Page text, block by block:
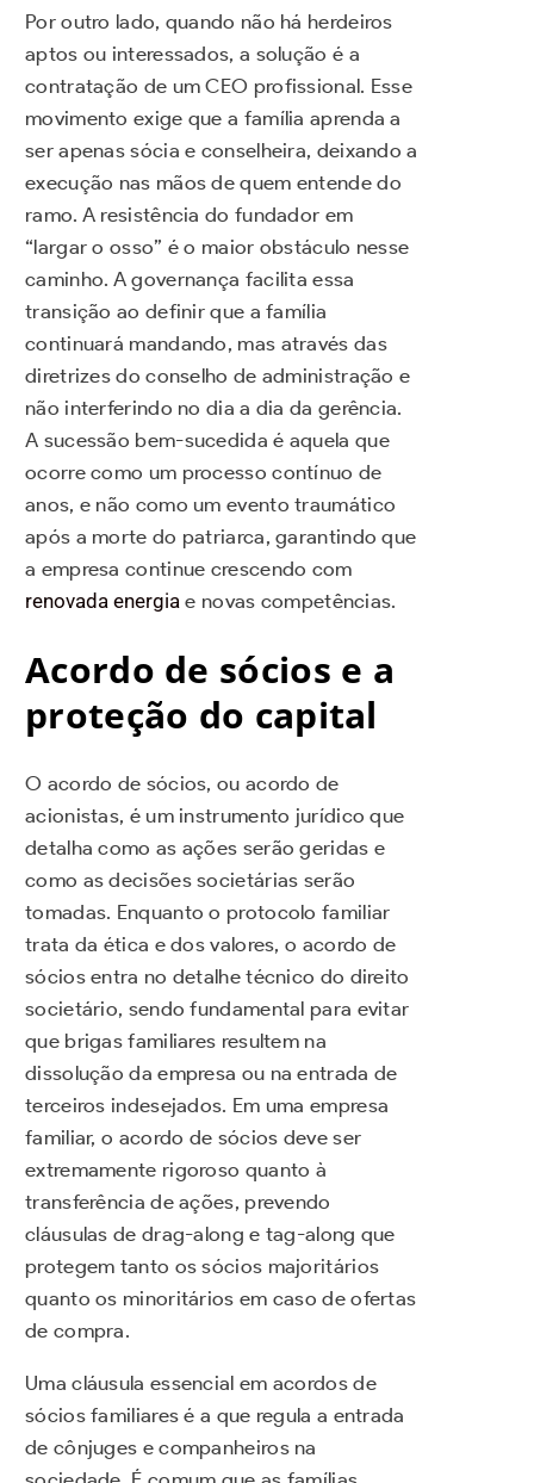
Por outro lado, quando não há herdeiros
aptos ou interessados, a solução é a
contratação de um CEO profissional. Esse
movimento exige que a família aprenda a
ser apenas sócia e conselheira, deixando a
execução nas mãos de quem entende do
ramo. A resistência do fundador em
“largar o osso” é o maior obstáculo nesse
caminho. A governança facilita essa
transição ao definir que a família
continuará mandando, mas através das
diretrizes do conselho de administração e
não interferindo no dia a dia da gerência.
A sucessão bem-sucedida é aquela que
ocorre como um processo contínuo de
anos, e não como um evento traumático
após a morte do patriarca, garantindo que
a empresa continue crescendo com
renovada energia e novas competências.
Acordo de sócios e a
proteção do capital
O acordo de sócios, ou acordo de
acionistas, é um instrumento jurídico que
detalha como as ações serão geridas e
como as decisões societárias serão
tomadas. Enquanto o protocolo familiar
trata da ética e dos valores, o acordo de
sócios entra no detalhe técnico do direito
societário, sendo fundamental para evitar
que brigas familiares resultem na
dissolução da empresa ou na entrada de
terceiros indesejados. Em uma empresa
familiar, o acordo de sócios deve ser
extremamente rigoroso quanto à
transferência de ações, prevendo
cláusulas de drag-along e tag-along que
protegem tanto os sócios majoritários
quanto os minoritários em caso de ofertas
de compra.
Uma cláusula essencial em acordos de
sócios familiares é a que regula a entrada
de cônjuges e companheiros na